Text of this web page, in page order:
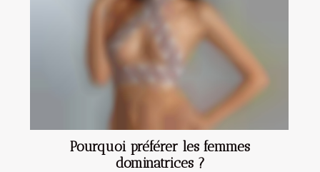
Pourquoi préférer les femmes
dominatrices ?